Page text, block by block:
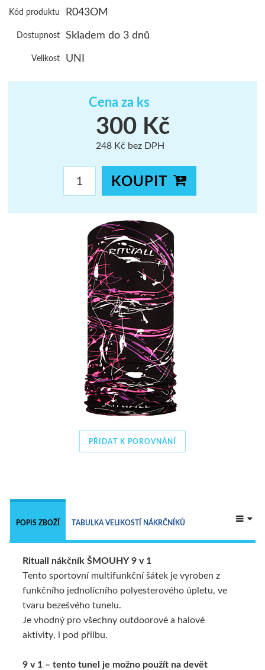
Kód produktu R043OM
Dostupnost Skladem do 3 dnů
Velikost UNI
Cena za ks
300 Kč
248 Kč bez DPH
KOUPIT
PŘIDAT K POROVNÁNÍ
 
POPIS ZBOŽÍ TABULKA VELIKOSTÍ NÁKRČNÍKŮ
NÁKRČNÍKY - 9 V 1
Rituall nákčník ŠMOUHY 9 v 1
Tento sportovní multifunkční šátek je vyroben z
funkčního jednolícního polyesterového úpletu, ve
tvaru bezešvého tunelu.
Je vhodný pro všechny outdoorové a halové
aktivity, i pod přilbu.
9 v 1 – tento tunel je možno použít na devět